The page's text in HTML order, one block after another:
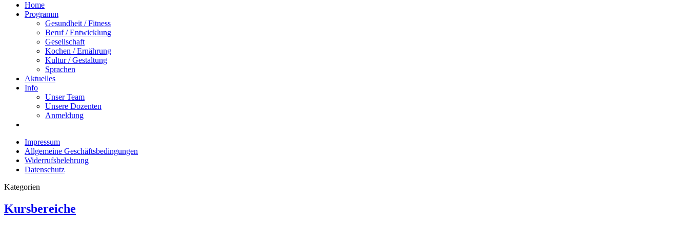
Home
Programm
Gesundheit / Fitness
Beruf / Entwicklung
Gesellschaft
Kochen / Ernährung
Kultur / Gestaltung
Sprachen
Aktuelles
Info
Unser Team
Unsere Dozenten
Anmeldung
Impressum
Allgemeine Geschäftsbedingungen
Widerrufsbelehrung
Datenschutz
Kategorien
Kursbereiche